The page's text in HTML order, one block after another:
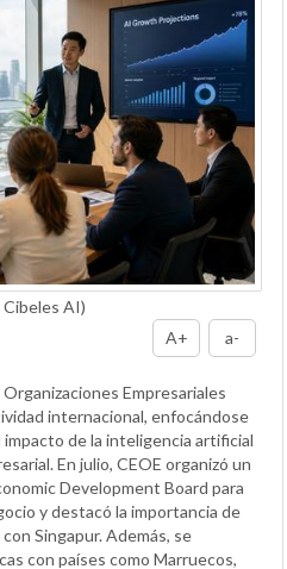
AI)
A+
a-
Empresariales
internacional, enfocándose
impacto de la inteligencia artificial
En julio, CEOE organizó un
Development Board para
y destacó la importancia de
Singapur. Además, se
con países como Marruecos,